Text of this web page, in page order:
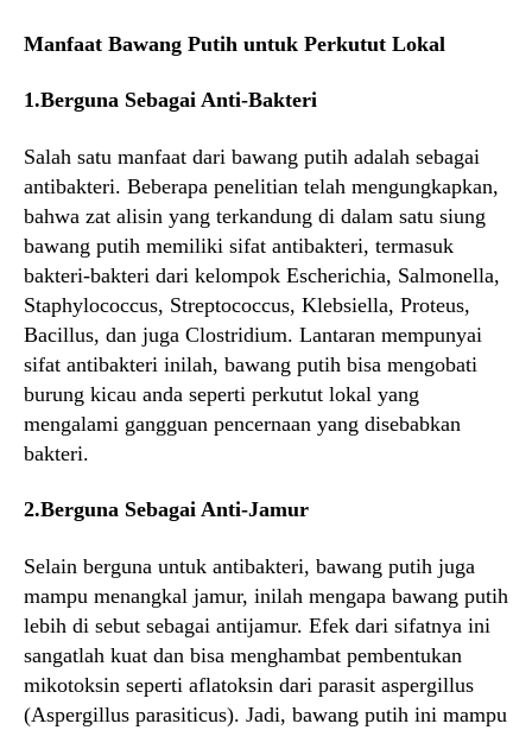
Manfaat Bawang Putih untuk Perkutut Lokal
1.Berguna Sebagai Anti-Bakteri
Salah satu manfaat dari bawang putih adalah sebagai
antibakteri. Beberapa penelitian telah mengungkapkan,
bahwa zat alisin yang terkandung di dalam satu siung
bawang putih memiliki sifat antibakteri, termasuk
bakteri-bakteri dari kelompok Escherichia, Salmonella,
Staphylococcus, Streptococcus, Klebsiella, Proteus,
Bacillus, dan juga Clostridium. Lantaran mempunyai
sifat antibakteri inilah, bawang putih bisa mengobati
burung kicau anda seperti perkutut lokal yang
mengalami gangguan pencernaan yang disebabkan
bakteri.
2.Berguna Sebagai Anti-Jamur
Selain berguna untuk antibakteri, bawang putih juga
mampu menangkal jamur, inilah mengapa bawang putih
lebih di sebut sebagai antijamur. Efek dari sifatnya ini
sangatlah kuat dan bisa menghambat pembentukan
mikotoksin seperti aflatoksin dari parasit aspergillus
(Aspergillus parasiticus). Jadi, bawang putih ini mampu